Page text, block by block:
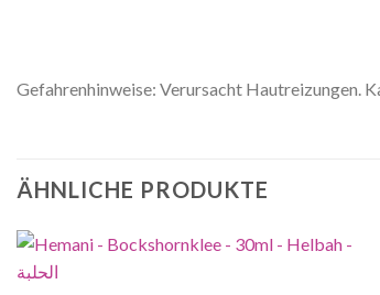
Gefahrenhinweise: Verursacht Hautreizungen.
ÄHNLICHE PRODUKTE